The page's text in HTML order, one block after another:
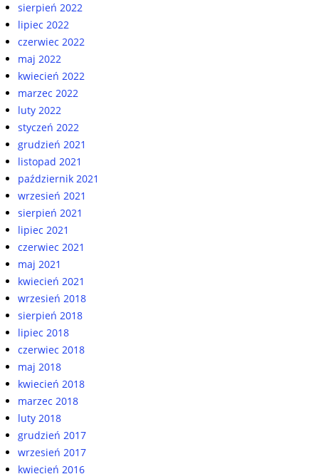
sierpień 2022
lipiec 2022
czerwiec 2022
maj 2022
kwiecień 2022
marzec 2022
luty 2022
styczeń 2022
grudzień 2021
listopad 2021
październik 2021
wrzesień 2021
sierpień 2021
lipiec 2021
czerwiec 2021
maj 2021
kwiecień 2021
wrzesień 2018
sierpień 2018
lipiec 2018
czerwiec 2018
maj 2018
kwiecień 2018
marzec 2018
luty 2018
grudzień 2017
wrzesień 2017
kwiecień 2016